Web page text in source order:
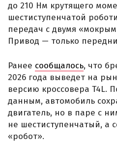
до 210 Нм крутящего
шестиступенчатой
передач с двумя
Привод — только
Ранее сообщалось, что
2026 года выведет на
версию кроссовера T4L.
данным, автомобиль
двигатель, но в паре с
не шестиступенчатый, а
«робот».